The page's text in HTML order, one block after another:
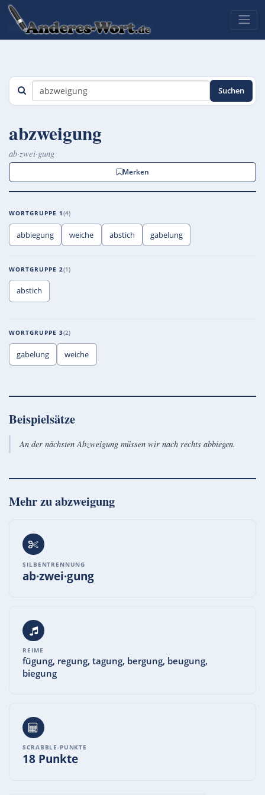
Suchen
abzweigung
ab·zwei·gung
Merken
WORTGRUPPE 1 4
abbiegung weiche abstich gabelung
WORTGRUPPE 2 1
abstich
WORTGRUPPE 3 2
gabelung weiche
Beispielsätze
An der nächsten Abzweigung müssen wir nach rechts abbiegen.
Mehr zuabzweigung
SILBENTRENNUNG
ab·zwei·gung
REIME
fügung, regung, tagung, bergung, beugung,
biegung
SCRABBLE-PUNKTE
18 Punkte